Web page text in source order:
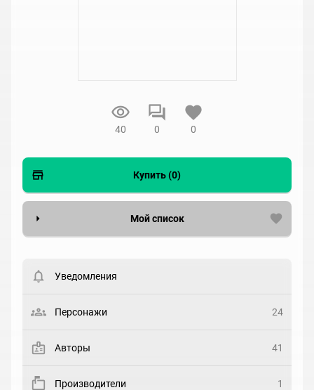
40 0 0
Купить (0)
Мой список
Статус
Рейтинг
Уведомления
Персонажи 24
Авторы 41
Производители 1